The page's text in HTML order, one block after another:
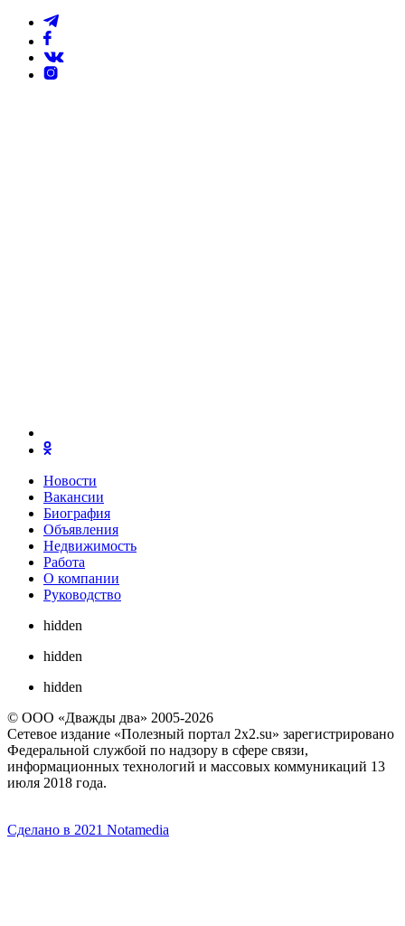
Новости
Вакансии
Биография
Объявления
Недвижимость
Работа
О компании
Руководство
hidden
hidden
hidden
© ООО «Дважды два» 2005-2026
Сетевое издание «Полезный портал 2x2.su» зарегистрировано
Федеральной службой по надзору в сфере связи,
информационных технологий и массовых коммуникаций 13
июля 2018 года.
Сделано в 2021 Notamedia